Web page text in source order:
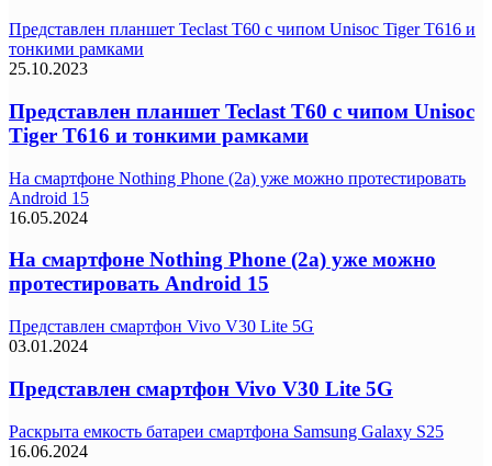
Представлен планшет Teclast T60 с чипом Unisoc Tiger T616 и
тонкими рамками
25.10.2023
Представлен планшет Teclast T60 с чипом Unisoc
Tiger T616 и тонкими рамками
На смартфоне Nothing Phone (2a) уже можно протестировать
Android 15
16.05.2024
На смартфоне Nothing Phone (2a) уже можно
протестировать Android 15
Представлен смартфон Vivo V30 Lite 5G
03.01.2024
Представлен смартфон Vivo V30 Lite 5G
Раскрыта емкость батареи смартфона Samsung Galaxy S25
16.06.2024